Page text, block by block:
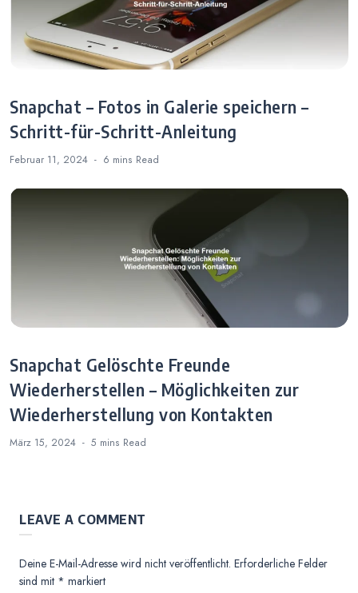
Snapchat – Fotos in Galerie speichern –
Schritt-für-Schritt-Anleitung
Februar 11, 2024 6 mins Read
Snapchat Gelöschte Freunde
Wiederherstellen – Möglichkeiten zur
Wiederherstellung von Kontakten
März 15, 2024 5 mins Read
LEAVE A COMMENT
Deine E-Mail-Adresse wird nicht veröffentlicht. Erforderliche Felder
sind mit * markiert